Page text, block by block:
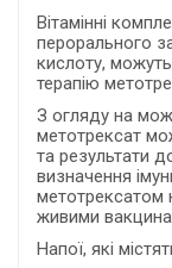
Вітамінні
перорального
кислоту,
терапію
З огляду на
метотрексат
та результати
визначення
метотрексатом
живими
Напої, які